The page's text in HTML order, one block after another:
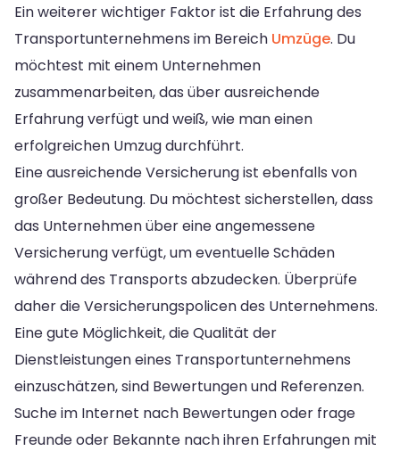
Ein weiterer wichtiger Faktor ist die Erfahrung des
Transportunternehmens im Bereich Umzüge. Du
möchtest mit einem Unternehmen
zusammenarbeiten, das über ausreichende
Erfahrung verfügt und weiß, wie man einen
erfolgreichen Umzug durchführt.
Eine ausreichende Versicherung ist ebenfalls von
großer Bedeutung. Du möchtest sicherstellen, dass
das Unternehmen über eine angemessene
Versicherung verfügt, um eventuelle Schäden
während des Transports abzudecken. Überprüfe
daher die Versicherungspolicen des Unternehmens.
Eine gute Möglichkeit, die Qualität der
Dienstleistungen eines Transportunternehmens
einzuschätzen, sind Bewertungen und Referenzen.
Suche im Internet nach Bewertungen oder frage
Freunde oder Bekannte nach ihren Erfahrungen mit